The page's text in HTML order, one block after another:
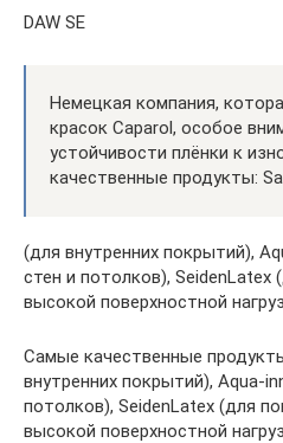
DAW SE
Немецкая компания,
красок Caparol, особое
устойчивости плёнки к
качественные продукты:
(для внутренних покрытий),
стен и потолков), SeidenLatex
высокой поверхностной
Самые качественные
внутренних покрытий), Aqua-
потолков), SeidenLatex (для
высокой поверхностной